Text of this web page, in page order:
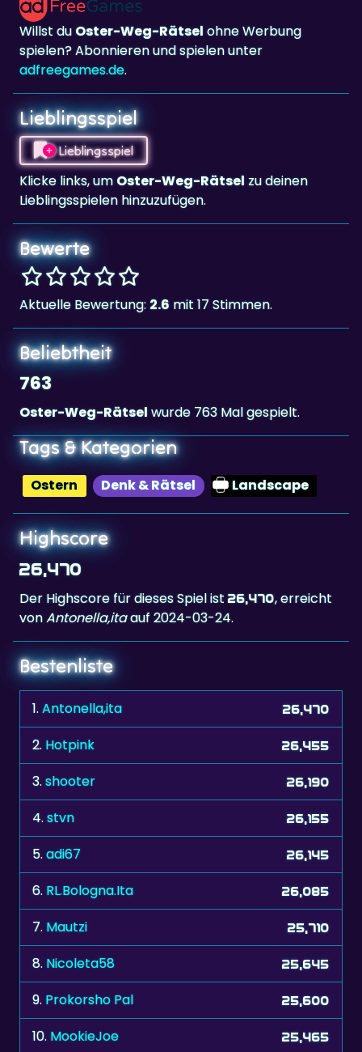
Willst duOster-Weg-Rätselohne Werbung
spielen? Abonnieren und spielen unter
adfreegames.de.
Lieblingsspiel
Lieblingsspiel
Klicke links, umOster-Weg-Rätselzu deinen
Lieblingsspielen hinzuzufügen.
Bewerte
Aktuelle Bewertung:2.6 mit 17 Stimmen.
Beliebtheit
763
Oster-Weg-Rätselwurde 763 Mal gespielt.
Tags & Kategorien
Ostern Denk & Rätsel Landscape
Highscore
26,470
Der Highscore für dieses Spiel ist26,470, erreicht
vonAntonella,itaauf 2024-03-24.
Bestenliste
1.Antonella,ita 26,470
2. Hotpink 26,455
3.shooter 26,190
4.stvn 26,155
5.adi67 26,145
6. RL.Bologna.Ita 26,085
7. Mautzi 25,710
8. Nicoleta58 25,645
9. Prokorsho Pal 25,600
10. MookieJoe 25,465